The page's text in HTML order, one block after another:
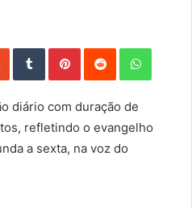
StumbleUpon Tumblr Pinterest Reddit
diário com duração de
refletindo o evangelho
a sexta, na voz do